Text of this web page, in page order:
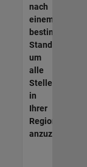
nach
einem
bestimmten
Standort,
um
alle
in
Ihrer
Region
anzuzeigen.